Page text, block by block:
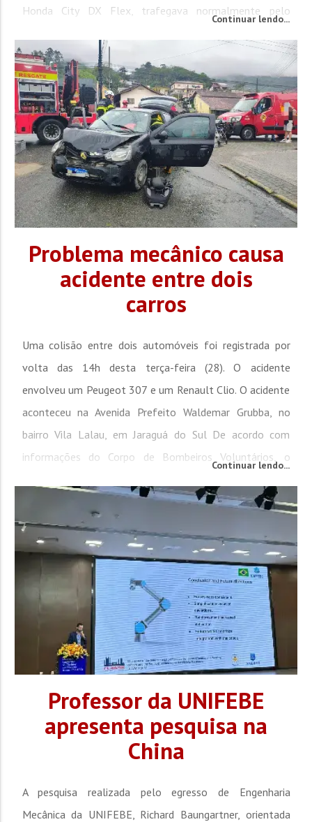
Honda City DX Flex, trafegava normalmente pelo
motocicleta Honda NX150 Bros Mix ES retornou à pista
pelo...
Continuar lendo...
Problema mecânico causa
acidente entre dois
carros
Uma colisão entre dois automóveis foi registrada por
volta das 14h desta terça-feira (28). O acidente
envolveu um Peugeot 307 e um Renault Clio. O acidente
aconteceu na Avenida Prefeito Waldemar Grubba, no
bairro Vila Lalau, em Jaraguá do Sul De acordo com
informações do Corpo de Bombeiros Voluntários, o
uma pane elétrica e parou repentinamente na via. Logo
atrás,...
Continuar lendo...
Professor da UNIFEBE
apresenta pesquisa na
China
A pesquisa realizada pelo egresso de Engenharia
Mecânica da UNIFEBE, Richard Baungartner, orientada